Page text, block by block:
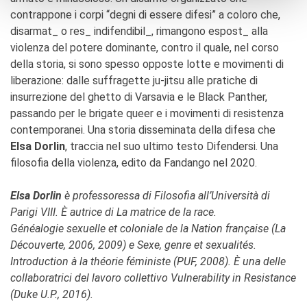
contrappone i corpi “degni di essere difesi” a coloro che,
disarmat_ o res_ indifendibil_, rimangono espost_ alla
violenza del potere dominante, contro il quale, nel corso
della storia, si sono spesso opposte lotte e movimenti di
liberazione: dalle suffragette ju-jitsu alle pratiche di
insurrezione del ghetto di Varsavia e le Black Panther,
passando per le brigate queer e i movimenti di resistenza
contemporanei. Una storia disseminata della difesa che
Elsa Dorlin, traccia nel suo ultimo testo Difendersi. Una
filosofia della violenza, edito da Fandango nel 2020.
Elsa Dorlin è professoressa di Filosofia all’Università di
Parigi VIII. È autrice di La matrice de la race.
Généalogie sexuelle et coloniale de la Nation française (La
Découverte, 2006, 2009) e Sexe, genre et sexualités.
Introduction à la théorie féministe (PUF, 2008). È una delle
collaboratrici del lavoro collettivo Vulnerabilityin Resistance
(Duke U.P., 2016).